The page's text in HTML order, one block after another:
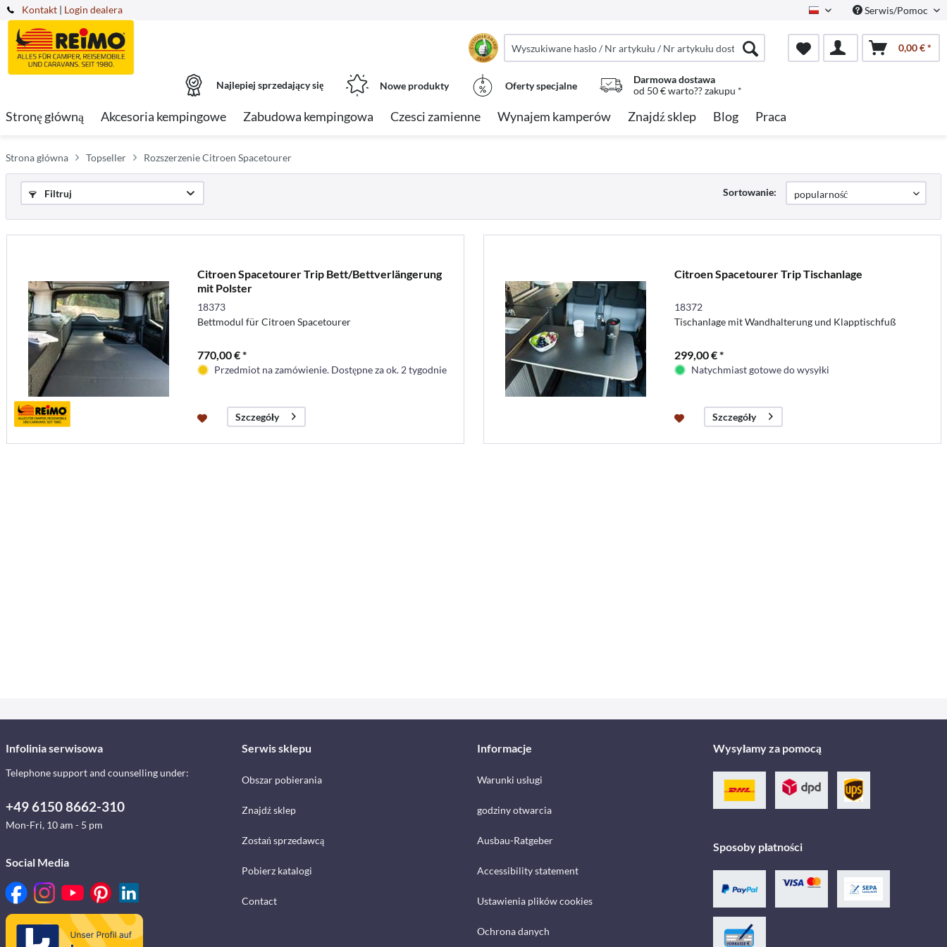
Kontakt Polish Serwis/Pomoc
| Login dealera
0,00 € *
Najlepiej sprzedający się Nowe produkty Oferty specjalne
Darmowa dostawa
od 50 € warto?? zakupu *
Stronę główną Akcesoria kempingowe Zabudowa kempingowa Czesci zamienne Wynajem kamperów Znajdź sklep Blog Praca
Strona główna Topseller Rozszerzenie Citroen Spacetourer
Filtruj Sortowanie:
Citroen Spacetourer Trip Bett/Bettverlängerung
mit Polster
18373
Bettmodul für Citroen Spacetourer
770,00 € *
Przedmiot na zamówienie. Dostępne za ok. 2 tygodnie
Szczegóły
Citroen Spacetourer Trip Tischanlage
18372
Tischanlage mit Wandhalterung und Klapptischfuß
299,00 € *
Natychmiast gotowe do wysyłki
Szczegóły
Infolinia serwisowa
Telephone support and counselling under:
+49 6150 8662-310
Mon-Fri, 10 am - 5 pm
Social Media
Serwis sklepu
Obszar pobierania
Znajdź sklep
Zostań sprzedawcą
Pobierz katalogi
Contact
Informacje
Warunki usługi
godziny otwarcia
Ausbau-Ratgeber
Accessibility statement
Ustawienia plików cookies
Ochrona danych
Wysyłamy za pomocą
Sposoby płatności